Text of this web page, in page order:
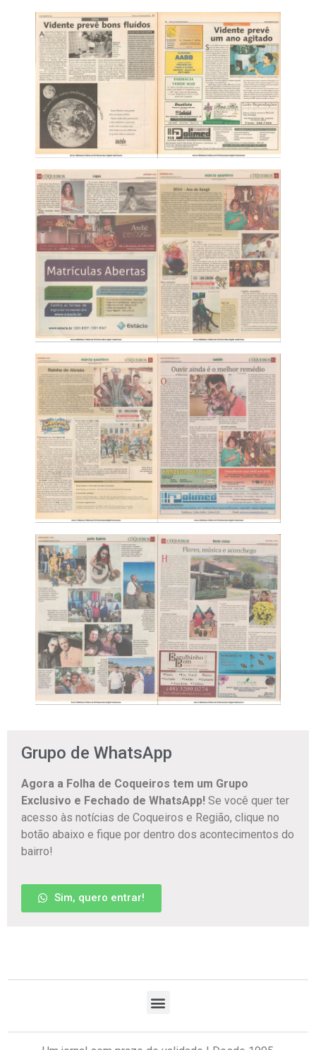
Grupo de WhatsApp
Agora a Folha de Coqueiros tem um Grupo
Exclusivo e Fechado de WhatsApp! Se você quer ter
acesso às notícias de Coqueiros e Região, clique no
botão abaixo e fique por dentro dos acontecimentos do
bairro!
Sim, quero entrar!